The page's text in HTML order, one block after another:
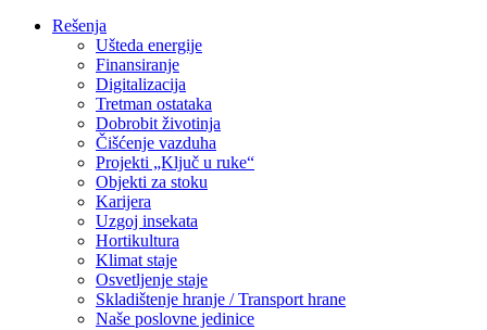
Rešenja
Ušteda energije
Finansiranje
Digitalizacija
Tretman ostataka
Dobrobit životinja
Čišćenje vazduha
Projekti „Ključ u ruke“
Objekti za stoku
Karijera
Uzgoj insekata
Hortikultura
Klimat staje
Osvetljenje staje
Skladištenje hranje / Transport hrane
Naše poslovne jedinice